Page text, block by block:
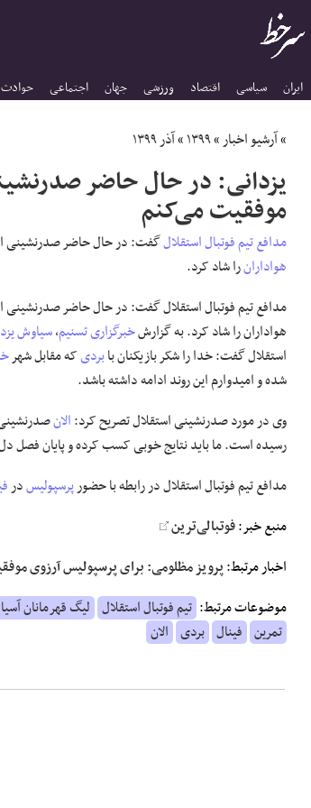
ایران سیاسی اقتصاد ورزشی جهان اجتماعی حوادث
»آرشیو اخبار»۱۳۹۹»آذر ۱۳۹۹
یزدانی: در حال حاضر
موفقیت می‌کنم
مدافعتیم فوتبال استقلالگفت: در حال حاضر صدرنشینی
هوادارانرا شاد کرد.
مدافع تیم فوتبال استقلال گفت: در حال حاضر صدرنشینی
هواداران را شاد کرد. به گزارشخبرگزاری تسنیم،سیاوش
استقلال گفت: خدا را شکر بازیکنان بابردیکه مقابل شهر
شده و امیدوارم این روند ادامه داشته باشد.
وی در مورد صدرنشینی استقلال تصریح کرد:الان
رسیده است. ما باید نتایج خوبی کسب کرده و پایان فصل دل
مدافع تیم فوتبال استقلال در رابطه با حضورپرسپولیسدر
منبع خبر:فوتبالی‌ترین
اخبار مرتبط:پرویز مظلومی: برای پرسپولیس آرزوی
موضوعات مرتبط: تیم فوتبال استقلال لیگ قهرمانان آسیا
تمرین فینال بردی الان